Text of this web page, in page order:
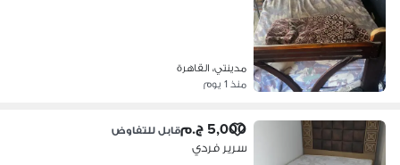
مدينتي، القاهرة
منذ 1 يوم
5,000 ج.م قابل للتفاوض
سرير فردي